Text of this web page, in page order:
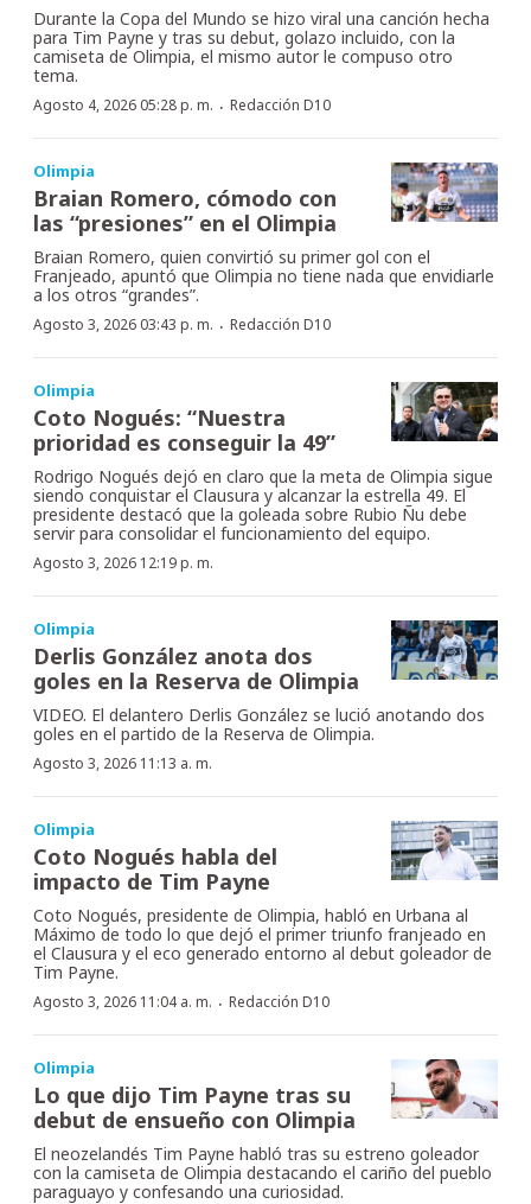
Durante la Copa del Mundo se hizo viral una canción hecha
para Tim Payne y tras su debut, golazo incluido, con la
camiseta de Olimpia, el mismo autor le compuso otro
tema.
Agosto 4, 2026 05:28 p. m. · Redacción D10
Olimpia
Braian Romero, cómodo con
las “presiones” en el Olimpia
Braian Romero, quien convirtió su primer gol con el
Franjeado, apuntó que Olimpia no tiene nada que envidiarle
a los otros “grandes”.
Agosto 3, 2026 03:43 p. m. · Redacción D10
Olimpia
Coto Nogués: “Nuestra
prioridad es conseguir la 49”
Rodrigo Nogués dejó en claro que la meta de Olimpia sigue
siendo conquistar el Clausura y alcanzar la estrella 49. El
presidente destacó que la goleada sobre Rubio Ñu debe
servir para consolidar el funcionamiento del equipo.
Agosto 3, 2026 12:19 p. m.
Olimpia
Derlis González anota dos
goles en la Reserva de Olimpia
VIDEO. El delantero Derlis González se lució anotando dos
goles en el partido de la Reserva de Olimpia.
Agosto 3, 2026 11:13 a. m.
Olimpia
Coto Nogués habla del
impacto de Tim Payne
Coto Nogués, presidente de Olimpia, habló en Urbana al
Máximo de todo lo que dejó el primer triunfo franjeado en
el Clausura y el eco generado entorno al debut goleador de
Tim Payne.
Agosto 3, 2026 11:04 a. m. · Redacción D10
Olimpia
Lo que dijo Tim Payne tras su
debut de ensueño con Olimpia
El neozelandés Tim Payne habló tras su estreno goleador
con la camiseta de Olimpia destacando el cariño del pueblo
paraguayo y confesando una curiosidad.